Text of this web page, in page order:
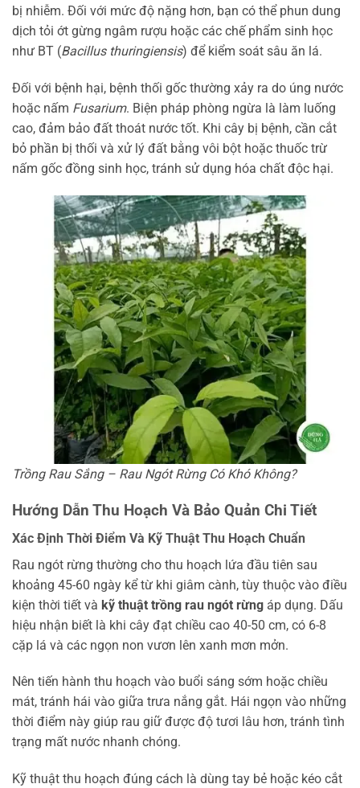
bị nhiễm. Đối với mức độ nặng hơn, bạn có thể phun dung
dịch tỏi ớt gừng ngâm rượu hoặc các chế phẩm sinh học
như BT (Bacillus thuringiensis) để kiểm soát sâu ăn lá.
Đối với bệnh hại, bệnh thối gốc thường xảy ra do úng nước
hoặc nấm Fusarium. Biện pháp phòng ngừa là làm luống
cao, đảm bảo đất thoát nước tốt. Khi cây bị bệnh, cần cắt
bỏ phần bị thối và xử lý đất bằng vôi bột hoặc thuốc trừ
nấm gốc đồng sinh học, tránh sử dụng hóa chất độc hại.
Trồng Rau Sắng – Rau Ngót Rừng Có Khó Không?
Hướng Dẫn Thu Hoạch Và Bảo Quản Chi Tiết
Xác Định Thời Điểm Và Kỹ Thuật Thu Hoạch Chuẩn
Rau ngót rừng thường cho thu hoạch lứa đầu tiên sau
khoảng 45-60 ngày kể từ khi giâm cành, tùy thuộc vào điều
kiện thời tiết và kỹ thuật trồng rau ngót rừng áp dụng. Dấu
hiệu nhận biết là khi cây đạt chiều cao 40-50 cm, có 6-8
cặp lá và các ngọn non vươn lên xanh mơn mởn.
Nên tiến hành thu hoạch vào buổi sáng sớm hoặc chiều
mát, tránh hái vào giữa trưa nắng gắt. Hái ngọn vào những
thời điểm này giúp rau giữ được độ tươi lâu hơn, tránh tình
trạng mất nước nhanh chóng.
Kỹ thuật thu hoạch đúng cách là dùng tay bẻ hoặc kéo cắt